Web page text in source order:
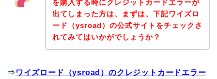
を購入する時にクレジットカードエラーが
出てしまった方は、まずは、下記ワイズロ
ード（ysroad）の公式サイトをチェックさ
れてみてはいかがでしょうか？
⇒ ワイズロード（ysroad）のクレジットカードエラー